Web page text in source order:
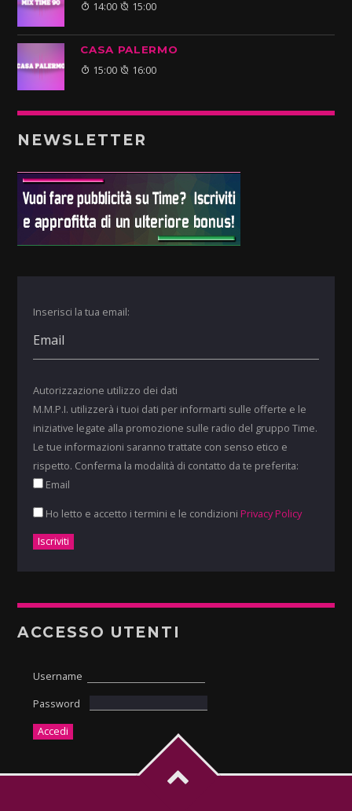
14:00 15:00
CASA PALERMO
15:00 16:00
NEWSLETTER
Inserisci la tua email:
Autorizzazione utilizzo dei dati
M.M.P.I. utilizzerà i tuoi dati per informarti sulle offerte e le
iniziative legate alla promozione sulle radio del gruppo Time.
Le tue informazioni saranno trattate con senso etico e
rispetto. Conferma la modalità di contatto da te preferita:
Email
Ho letto e accetto i termini e le condizioni Privacy Policy
ACCESSO UTENTI
Username
Password